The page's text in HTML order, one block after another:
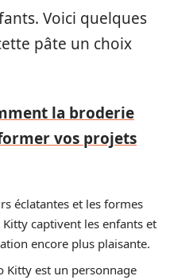
Voici quelques
pâte un choix
la broderie
vos projets
éclatantes et les formes
captivent les enfants et
encore plus plaisante.
Kitty est un personnage